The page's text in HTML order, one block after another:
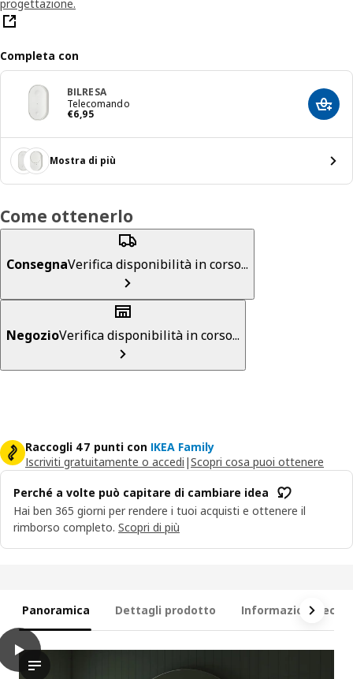
progettazione.
Completa con
BILRESA
Telecomando
€6,95
Prezzo € 6,95
Mostra di più
Come ottenerlo
ConsegnaVerifica disponibilità in corso...
NegozioVerifica disponibilità in corso...
Raccogli 47 punti con IKEA Family
Iscriviti gratuitamente o accedi |Scopri cosa puoi ottenere
Perché a volte può capitare di cambiare idea
Hai ben 365 giorni per rendere i tuoi acquisti e ottenere il
rimborso completo. Scopri di più
Panoramica Dettagli prodotto Informazioni
play
Il video mostra uno specchio con una caratteristica
FAXÄLVEN Specchio/illuminazione integrata, 100 cm